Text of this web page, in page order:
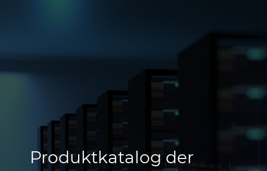
Produktkatalog der